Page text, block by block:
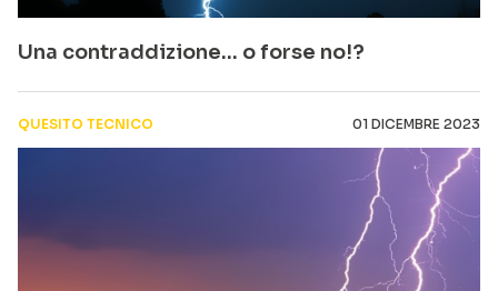
Una contraddizione… o forse no!?
QUESITO TECNICO 01 DICEMBRE 2023